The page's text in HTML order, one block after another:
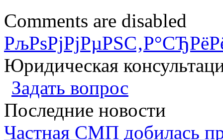
Comments are disabled
Юридическая
Задать вопрос
Последние новости
Частная СМП добилась